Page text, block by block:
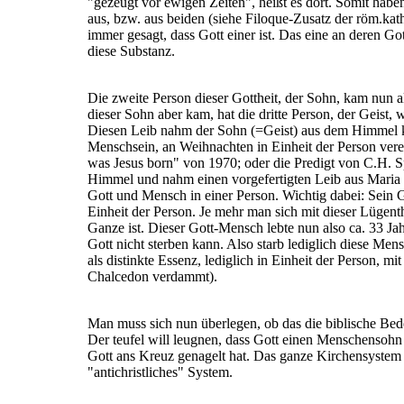
aus, bzw. aus beiden (siehe Filoque-Zusatz der
immer gesagt, dass Gott einer ist. Das eine an deren
diese Substanz.
Die zweite Person dieser Gottheit, der Sohn, kam nun
dieser Sohn aber kam, hat die dritte Person, der
Diesen Leib nahm der Sohn (=Geist) aus dem Himmel
Menschsein, an Weihnachten in Einheit der Person
was Jesus born" von 1970; oder die Predigt von C.H.
Himmel und nahm einen vorgefertigten Leib aus
Gott und Mensch in einer Person. Wichtig dabei: Sein
Einheit der Person. Je mehr man sich mit dieser
Ganze ist. Dieser Gott-Mensch lebte nun also ca. 33
Gott nicht sterben kann. Also starb lediglich diese
als distinkte Essenz, lediglich in Einheit der Person,
Chalcedon verdammt).
Man muss sich nun überlegen, ob das die biblische
Der teufel will leugnen, dass Gott einen
Gott ans Kreuz genagelt hat. Das ganze
"antichristliches" System.